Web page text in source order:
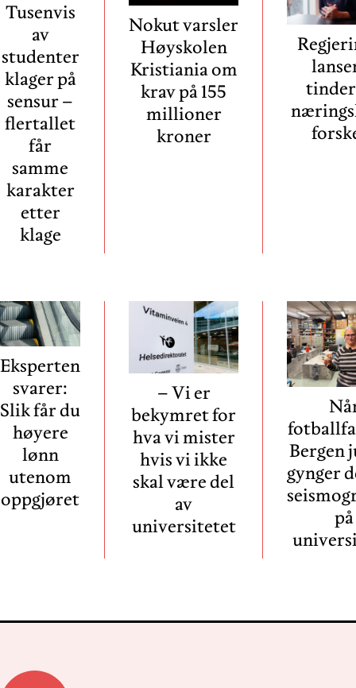
Tusenvis
av
studenter
klager på
sensur –
flertallet
får
samme
karakter
etter
klage
Nokut varsler
Høyskolen
Kristiania om
krav på 155
millioner
kroner
Eksperten
svarer:
Slik får du
høyere
lønn
utenom
oppgjøret
– Vi er
bekymret for
hva vi mister
hvis vi ikke
skal være del
av
universitetet
Bergen
gynger
på